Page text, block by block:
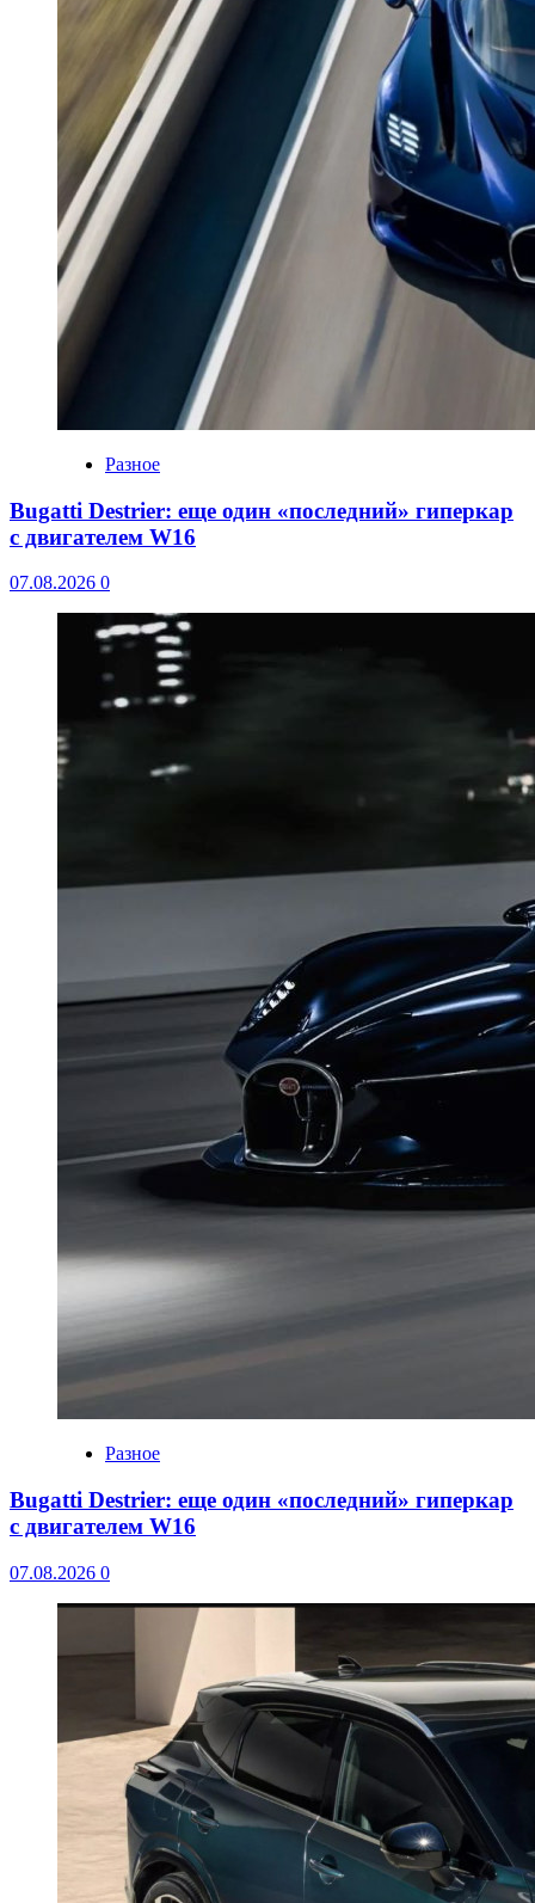
Разное
Bugatti Destrier: еще один «последний» гиперкар
с двигателем W16
07.08.2026 0
Разное
Bugatti Destrier: еще один «последний» гиперкар
с двигателем W16
07.08.2026 0